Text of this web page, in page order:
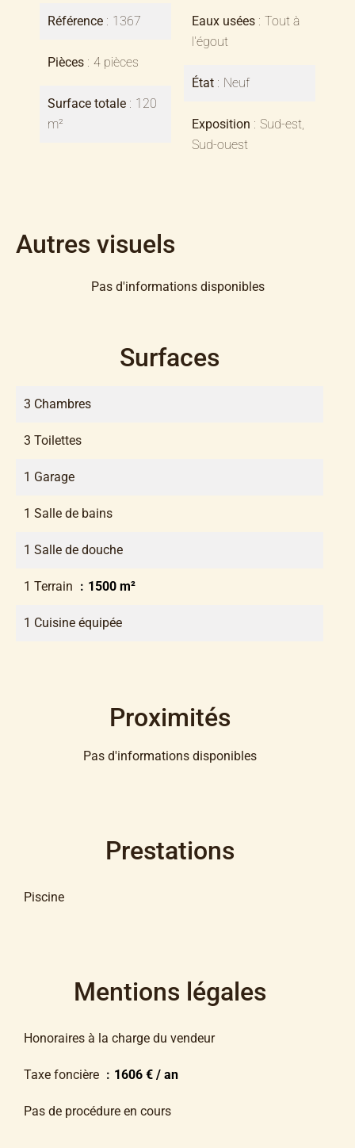
Référence 1367
Pièces 4 pièces
Surface totale
120
m²
Eaux usées
Tout à
l'égout
État Neuf
Exposition
Sud-est,
Sud-ouest
Autres visuels
Pas d'informations disponibles
Surfaces
3 Chambres
3 Toilettes
1 Garage
1 Salle de bains
1 Salle de douche
1 Terrain 1500 m²
1 Cuisine équipée
Proximités
Pas d'informations disponibles
Prestations
Piscine
Mentions légales
Honoraires à la charge du vendeur
Taxe foncière 1606 € / an
Pas de procédure en cours